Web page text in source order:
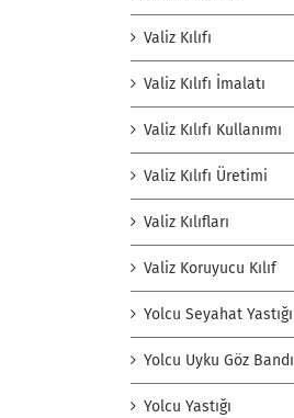
Valiz Kılıfı
Valiz Kılıfı İmalatı
Valiz Kılıfı Kullanımı
Valiz Kılıfı Üretimi
Valiz Kılıfları
Valiz Koruyucu Kılıf
Yolcu Seyahat Yastığı
Yolcu Uyku Göz Bandı
Yolcu Yastığı